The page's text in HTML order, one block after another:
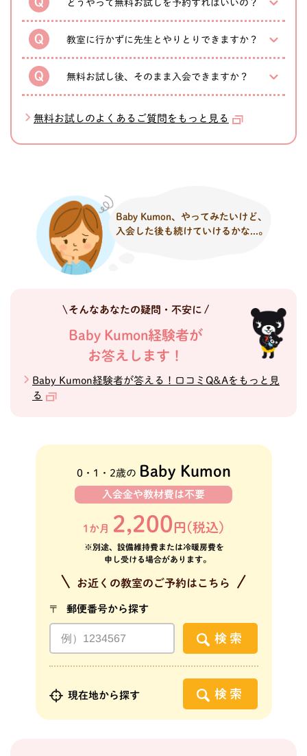
どうやって無料お試しを予約すればいいの？
教室に行かずに先生とやりとりできますか？
無料お試し後、そのまま入会できますか？
無料お試しのよくあるご質問をもっと見る
Baby Kumon、やってみたいけど、
入会した後も続けていけるかな...。
そんなあなたの疑問・不安に
Baby Kumon経験者が
お答えします！
Baby Kumon経験者が答える！口コミQ&Aをもっと見
る
0・1・ 2歳の Baby Kumon
入会金や教材費は不要
1か月 2,200 円(税込)
※別途、設備維持費または冷暖房費を
申し受ける場合があります。
お近くの教室のご予約はこちら
郵便番号から探す
検索
現在地から探す 検索